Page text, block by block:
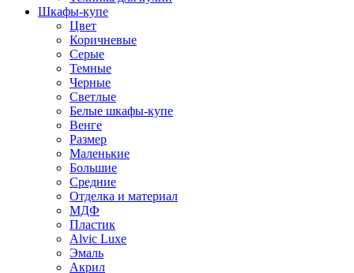
Шкафы-купе
Цвет
Коричневые
Серые
Темные
Черные
Светлые
Белые шкафы-купе
Венге
Размер
Маленькие
Большие
Средние
Отделка и материал
МДФ
Пластик
Alvic Luxe
Эмаль
Акрил